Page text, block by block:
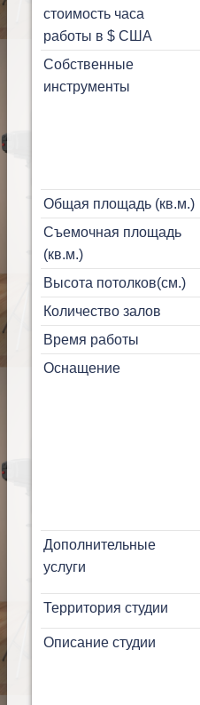
стоимость часа
работы в $ США
Собственные
инструменты
Общая площадь (кв.м.)
Съемочная площадь
(кв.м.)
Высота потолков(см.)
Количество залов
Время работы
Оснащение
Дополнительные
услуги
Территория студии
Описание студии